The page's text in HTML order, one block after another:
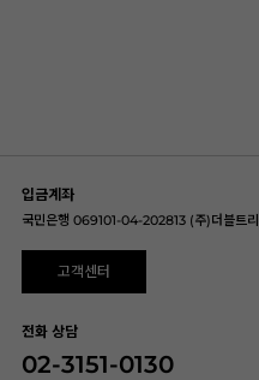
입금계좌
국민은행 069101-04-202813 (주)더블트리
고객센터
전화 상담
02-3151-0130